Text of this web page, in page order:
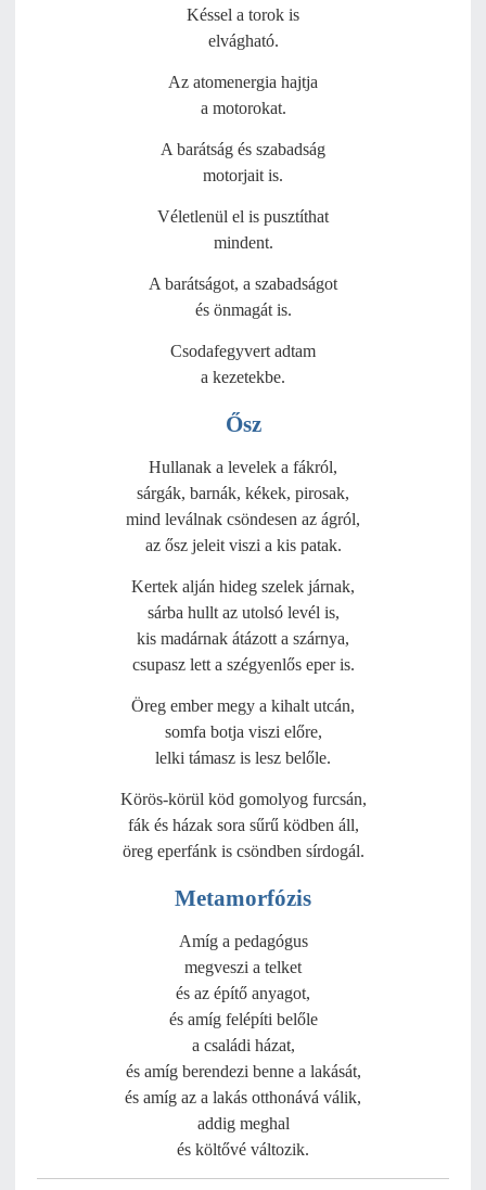
Késsel a torok is
elvágható.
Az atomenergia hajtja
a motorokat.
A barátság és szabadság
motorjait is.
Véletlenül el is pusztíthat
mindent.
A barátságot, a szabadságot
és önmagát is.
Csodafegyvert adtam
a kezetekbe.
Ősz
Hullanak a levelek a fákról,
sárgák, barnák, kékek, pirosak,
mind leválnak csöndesen az ágról,
az ősz jeleit viszi a kis patak.
Kertek alján hideg szelek járnak,
sárba hullt az utolsó levél is,
kis madárnak átázott a szárnya,
csupasz lett a szégyenlős eper is.
Öreg ember megy a kihalt utcán,
somfa botja viszi előre,
lelki támasz is lesz belőle.
Körös-körül köd gomolyog furcsán,
fák és házak sora sűrű ködben áll,
öreg eperfánk is csöndben sírdogál.
Metamorfózis
Amíg a pedagógus
megveszi a telket
és az építő anyagot,
és amíg felépíti belőle
a családi házat,
és amíg berendezi benne a lakását,
és amíg az a lakás otthonává válik,
addig meghal
és költővé változik.